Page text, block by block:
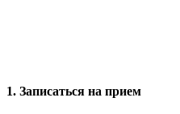
1. Записаться на прием